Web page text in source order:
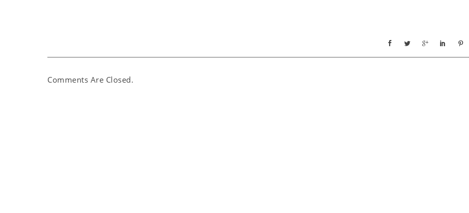
Comments Are Closed.